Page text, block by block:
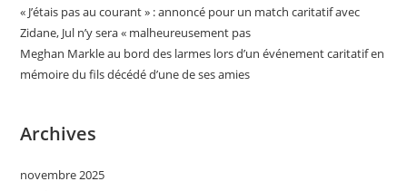
« J’étais pas au courant » : annoncé pour un match caritatif avec
Zidane, Jul n’y sera « malheureusement pas
Meghan Markle au bord des larmes lors d’un événement caritatif en
mémoire du fils décédé d’une de ses amies
Archives
novembre 2025